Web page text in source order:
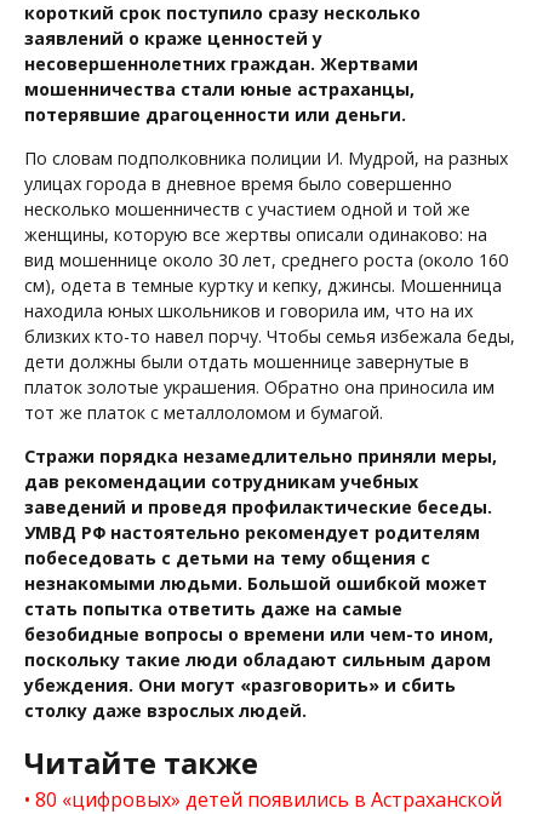
короткий срок поступило сразу несколько
заявлений о краже ценностей у
несовершеннолетних граждан. Жертвами
мошенничества стали юные астраханцы,
потерявшие драгоценности или деньги.
По словам подполковника полиции И. Мудрой, на разных
улицах города в дневное время было совершенно
несколько мошенничеств с участием одной и той же
женщины, которую все жертвы описали одинаково: на
вид мошеннице около 30 лет, среднего роста (около 160
см), одета в темные куртку и кепку, джинсы. Мошенница
находила юных школьников и говорила им, что на их
близких кто-то навел порчу. Чтобы семья избежала беды,
дети должны были отдать мошеннице завернутые в
платок золотые украшения. Обратно она приносила им
тот же платок с металлоломом и бумагой.
Стражи порядка незамедлительно приняли меры,
дав рекомендации сотрудникам учебных
заведений и проведя профилактические беседы.
УМВД РФ настоятельно рекомендует родителям
побеседовать с детьми на тему общения с
незнакомыми людьми. Большой ошибкой может
стать попытка ответить даже на самые
безобидные вопросы о времени или чем-то ином,
поскольку такие люди обладают сильным даром
убеждения. Они могут «разговорить» и сбить
столку даже взрослых людей.
Читайте также
80 «цифровых» детей появились в Астраханской